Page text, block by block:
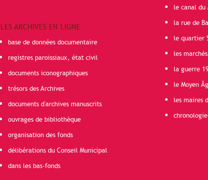
LES ARCHIVES EN LIGNE
base de données documentaire
registres paroissiaux, état civil
documents iconographiques
trésors des Archives
documents d'archives manuscrits
ouvrages de bibliothèque
organisation des fonds
délibérations du Conseil Municipal
dans les bas-fonds
le canal du
la rue de
le quartier
les
la guerre
le Moyen
les maires
chronologie